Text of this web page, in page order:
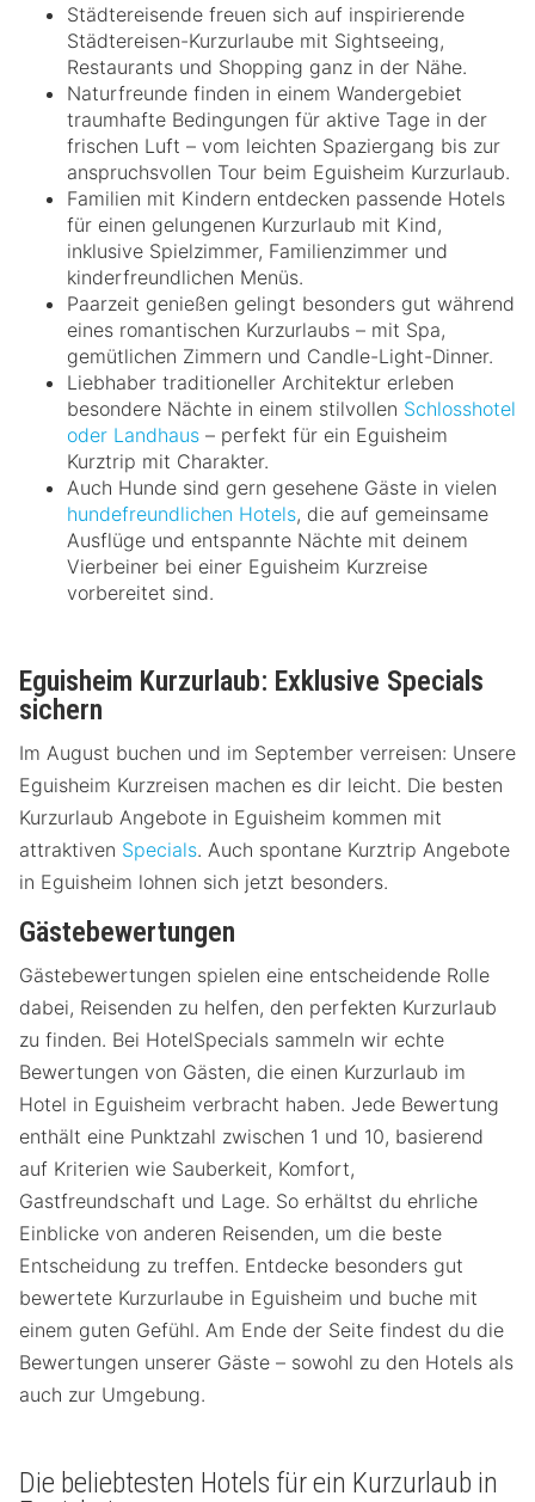
Städtereisende freuen sich auf inspirierende
Städtereisen-Kurzurlaube mit Sightseeing,
Restaurants und Shopping ganz in der Nähe.
Naturfreunde finden in einem Wandergebiet
traumhafte Bedingungen für aktive Tage in der
frischen Luft – vom leichten Spaziergang bis zur
anspruchsvollen Tour beim Eguisheim Kurzurlaub.
Familien mit Kindern entdecken passende Hotels
für einen gelungenen Kurzurlaub mit Kind,
inklusive Spielzimmer, Familienzimmer und
kinderfreundlichen Menüs.
Paarzeit genießen gelingt besonders gut während
eines romantischen Kurzurlaubs – mit Spa,
gemütlichen Zimmern und Candle-Light-Dinner.
Liebhaber traditioneller Architektur erleben
besondere Nächte in einem stilvollen Schlosshotel
oder Landhaus – perfekt für ein Eguisheim
Kurztrip mit Charakter.
Auch Hunde sind gern gesehene Gäste in vielen
hundefreundlichen Hotels, die auf gemeinsame
Ausflüge und entspannte Nächte mit deinem
Vierbeiner bei einer Eguisheim Kurzreise
vorbereitet sind.
Eguisheim Kurzurlaub: Exklusive Specials
sichern
Im August buchen und im September verreisen: Unsere
Eguisheim Kurzreisen machen es dir leicht. Die besten
Kurzurlaub Angebote in Eguisheim kommen mit
attraktiven Specials. Auch spontane Kurztrip Angebote
in Eguisheim lohnen sich jetzt besonders.
Gästebewertungen
Gästebewertungen spielen eine entscheidende Rolle
dabei, Reisenden zu helfen, den perfekten Kurzurlaub
zu finden. Bei HotelSpecials sammeln wir echte
Bewertungen von Gästen, die einen Kurzurlaub im
Hotel in Eguisheim verbracht haben. Jede Bewertung
enthält eine Punktzahl zwischen 1 und 10, basierend
auf Kriterien wie Sauberkeit, Komfort,
Gastfreundschaft und Lage. So erhältst du ehrliche
Einblicke von anderen Reisenden, um die beste
Entscheidung zu treffen. Entdecke besonders gut
bewertete Kurzurlaube in Eguisheim und buche mit
einem guten Gefühl. Am Ende der Seite findest du die
Bewertungen unserer Gäste – sowohl zu den Hotels als
auch zur Umgebung.
Die beliebtesten Hotels für ein Kurzurlaub in